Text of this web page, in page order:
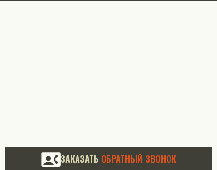
ЗАКАЗАТЬ ОБРАТНЫЙ ЗВОНОК